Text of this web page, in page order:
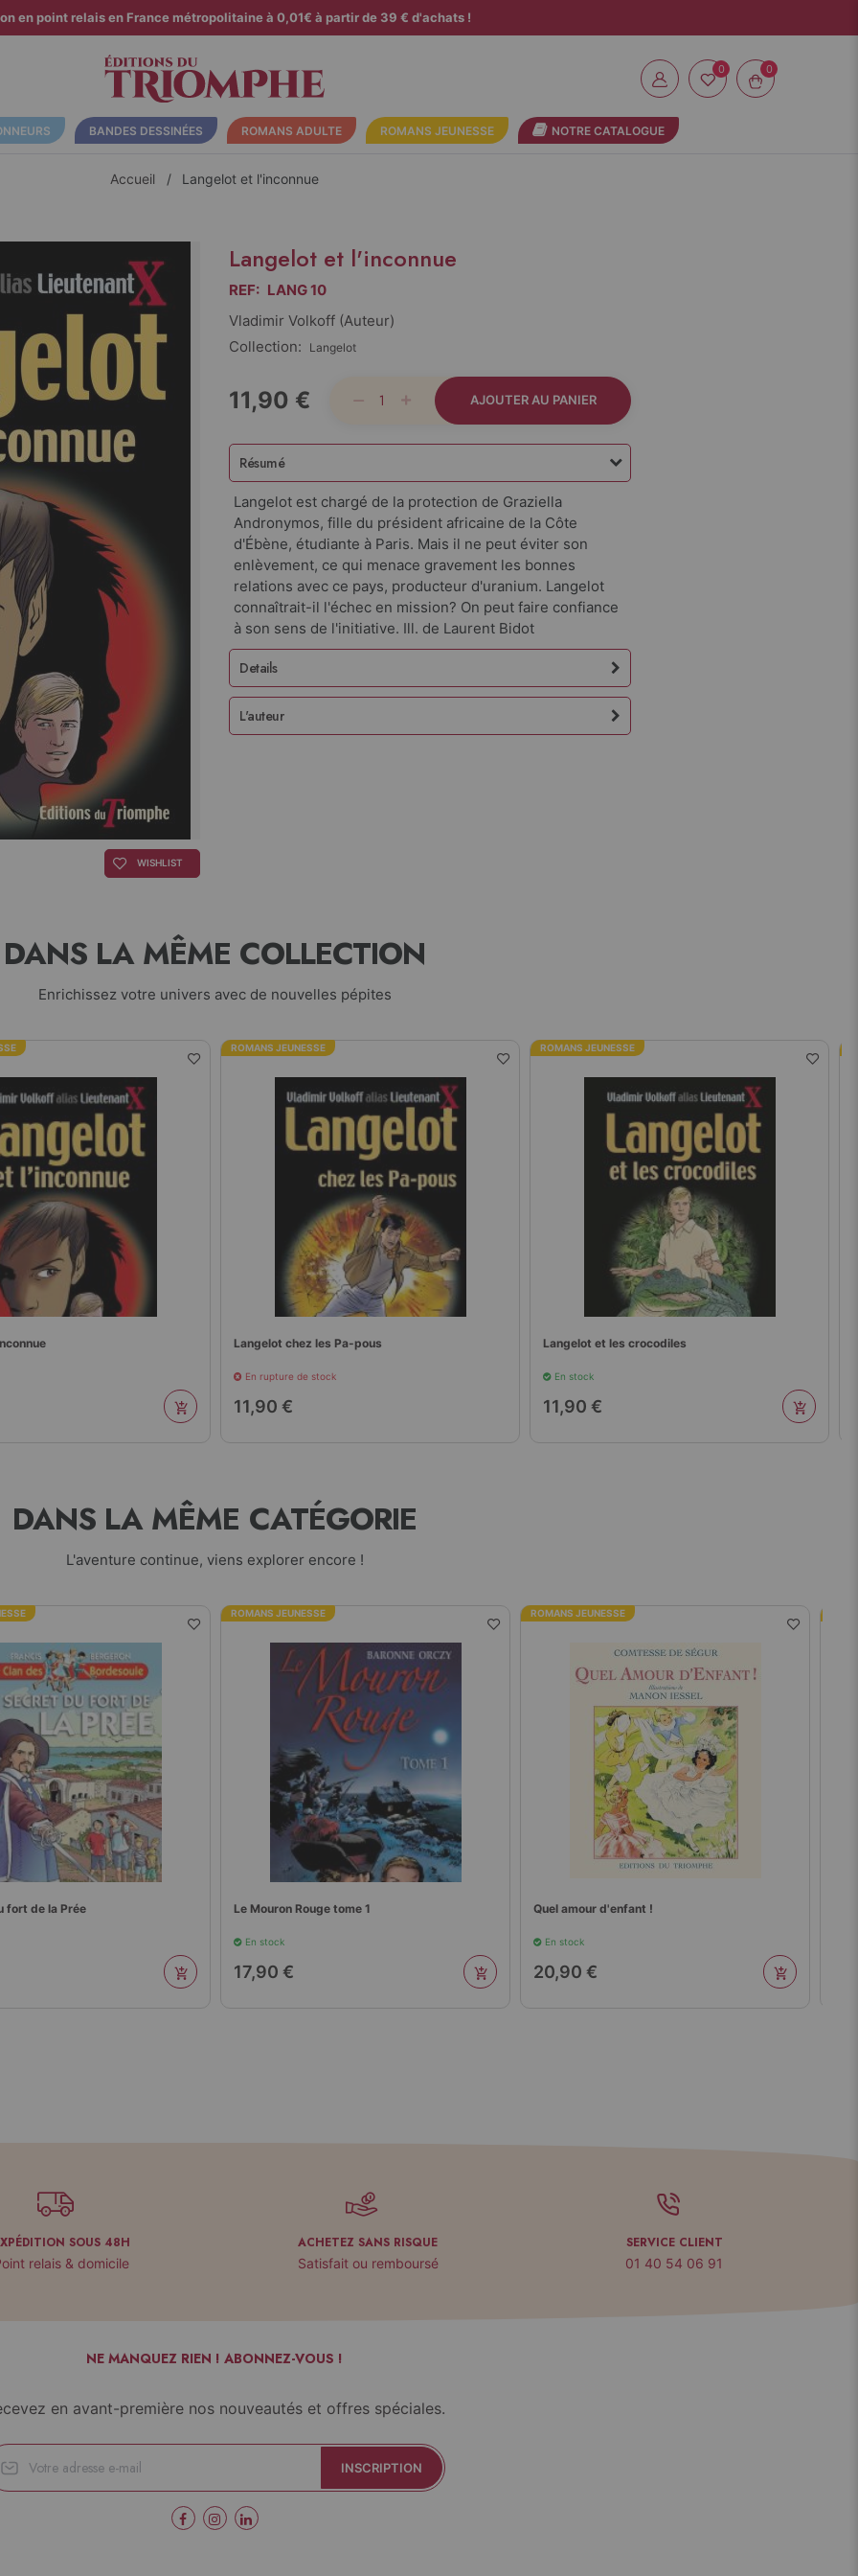
en point relais en France métropolitaine à 0,01€ à partir de 39 € d'achats !
0
BANDES DESSINÉES ROMANS ADULTE ROMANS JEUNESSE NOTRE CATALOGUE
Accueil Langelot et l'inconnue
WISHLIST
Langelot et l'inconnue
REF: LANG 10
Vladimir Volkoff (auteur)
Collection:
Langelot
11,90 € AJOUTER AU PANIER
Résumé
Langelot est chargé de la protection de Graziella
Andronymos, fille du président africaine de la Côte
d'Ébène, étudiante à Paris. Mais il ne peut éviter son
enlèvement, ce qui menace gravement les bonnes
relations avec ce pays, producteur d'uranium. Langelot
connaîtrait-il l'échec en mission? On peut faire confiance
à son sens de l'initiative. Ill. de Laurent Bidot
Details
L'auteur
DANS LA MÊME COLLECTION
Enrichissez votre univers avec de nouvelles pépites
ROMANS JEUNESSE
Langelot chez les Pa-pous
En rupture de stock
11,90 €
ROMANS JEUNESSE
Langelot et les crocodiles
En stock
11,90 €
DANS LA MÊME CATÉGORIE
L'aventure continue, viens explorer encore !
fort de la Prée
ROMANS JEUNESSE
Le Mouron Rouge tome 1
En stock
17,90 €
ROMANS JEUNESSE
Quel amour d'enfant !
En stock
20,90 €
SOUS 48H
relais & domicile
ACHETEZ SANS RISQUE
Satisfait ou remboursé
SERVICE CLIENT
01 40 54 06 91
NE MANQUEZ RIEN ! ABONNEZ-VOUS !
en avant-première nos nouveautés et offres spéciales.
INSCRIPTION